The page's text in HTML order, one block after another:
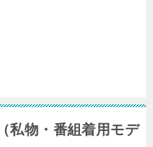
私物・番組着用モデ